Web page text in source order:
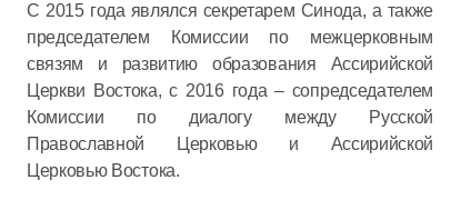
С 2015 года являлся секретарем Синода, а также
председателем Комиссии по межцерковным
связям и развитию образования Ассирийской
Церкви Востока, с 2016 года – сопредседателем
Комиссии по диалогу между Русской
Православной Церковью и Ассирийской
Церковью Востока.